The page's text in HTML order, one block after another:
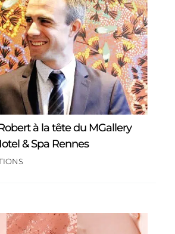
à la tête du MGallery
& Spa Rennes